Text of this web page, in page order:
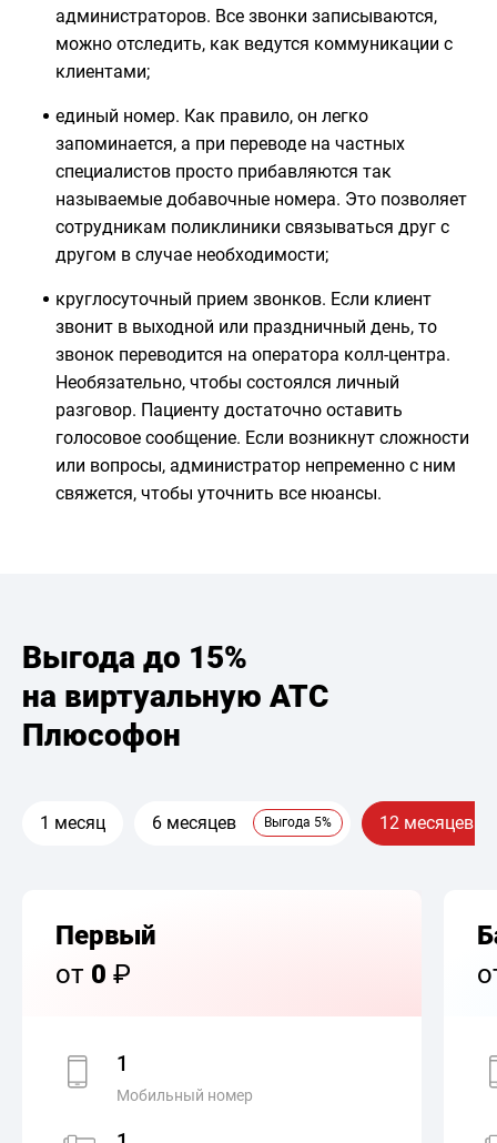
администраторов. Все звонки записываются,
можно отследить, как ведутся коммуникации с
клиентами;
единый номер. Как правило, он легко
запоминается, а при переводе на частных
специалистов просто прибавляются так
называемые добавочные номера. Это позволяет
сотрудникам поликлиники связываться друг с
другом в случае необходимости;
круглосуточный прием звонков. Если клиент
звонит в выходной или праздничный день, то
звонок переводится на оператора колл-центра.
Необязательно, чтобы состоялся личный
разговор. Пациенту достаточно оставить
голосовое сообщение. Если возникнут сложности
или вопросы, администратор непременно с ним
свяжется, чтобы уточнить все нюансы.
Выгода до 15%
на виртуальную АТС
Плюсофон
1 месяц 6 месяцев Выгода 5% 12 месяцев
Первый
от 0 ₽
1
Мобильный номер